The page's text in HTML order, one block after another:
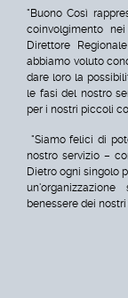
"Buono Così
coinvolgimento
Direttore
abbiamo voluto
dare loro la
le fasi del nostro
per i nostri piccoli
"Siamo felici di
nostro servizio –
Dietro ogni singolo
benessere dei